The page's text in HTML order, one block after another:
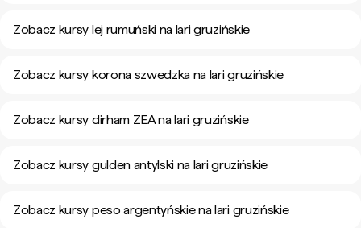
Zobacz kursy lej rumuński na lari gruzińskie
Zobacz kursy korona szwedzka na lari gruzińskie
Zobacz kursy dirham ZEA na lari gruzińskie
Zobacz kursy gulden antylski na lari gruzińskie
Zobacz kursy peso argentyńskie na lari gruzińskie